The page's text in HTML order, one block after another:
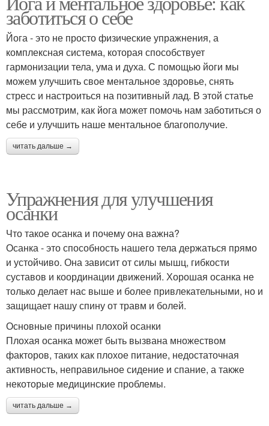
заботиться о себе
Йога - это не просто физические упражнения, а
комплексная система, которая способствует
гармонизации тела, ума и духа. С помощью йоги мы
можем улучшить свое ментальное здоровье, снять
стресс и настроиться на позитивный лад. В этой статье
мы рассмотрим, как йога может помочь нам заботиться о
себе и улучшить наше ментальное благополучие.
читать дальше →
Упражнения для улучшения
осанки
Что такое осанка и почему она важна?
Осанка - это способность нашего тела держаться прямо
и устойчиво. Она зависит от силы мышц, гибкости
суставов и координации движений. Хорошая осанка не
только делает нас выше и более привлекательными, но и
защищает нашу спину от травм и болей.
Основные причины плохой осанки
Плохая осанка может быть вызвана множеством
факторов, таких как плохое питание, недостаточная
активность, неправильное сидение и спание, а также
некоторые медицинские проблемы.
читать дальше →